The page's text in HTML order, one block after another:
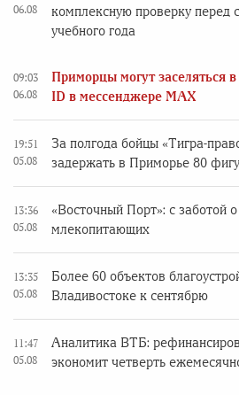
06.08
комплексную проверку перед
учебного года
09:03
06.08
Приморцы могут заселяться
ID в мессенджере MAX
19:51
05.08
За полгода бойцы «Тигра-
задержать в Приморье 80
13:36
05.08
«Восточный Порт»: с заботой
млекопитающих
13:35
05.08
Более 60 объектов
Владивостоке к сентябрю
11:47
05.08
Аналитика ВТБ:
экономит четверть